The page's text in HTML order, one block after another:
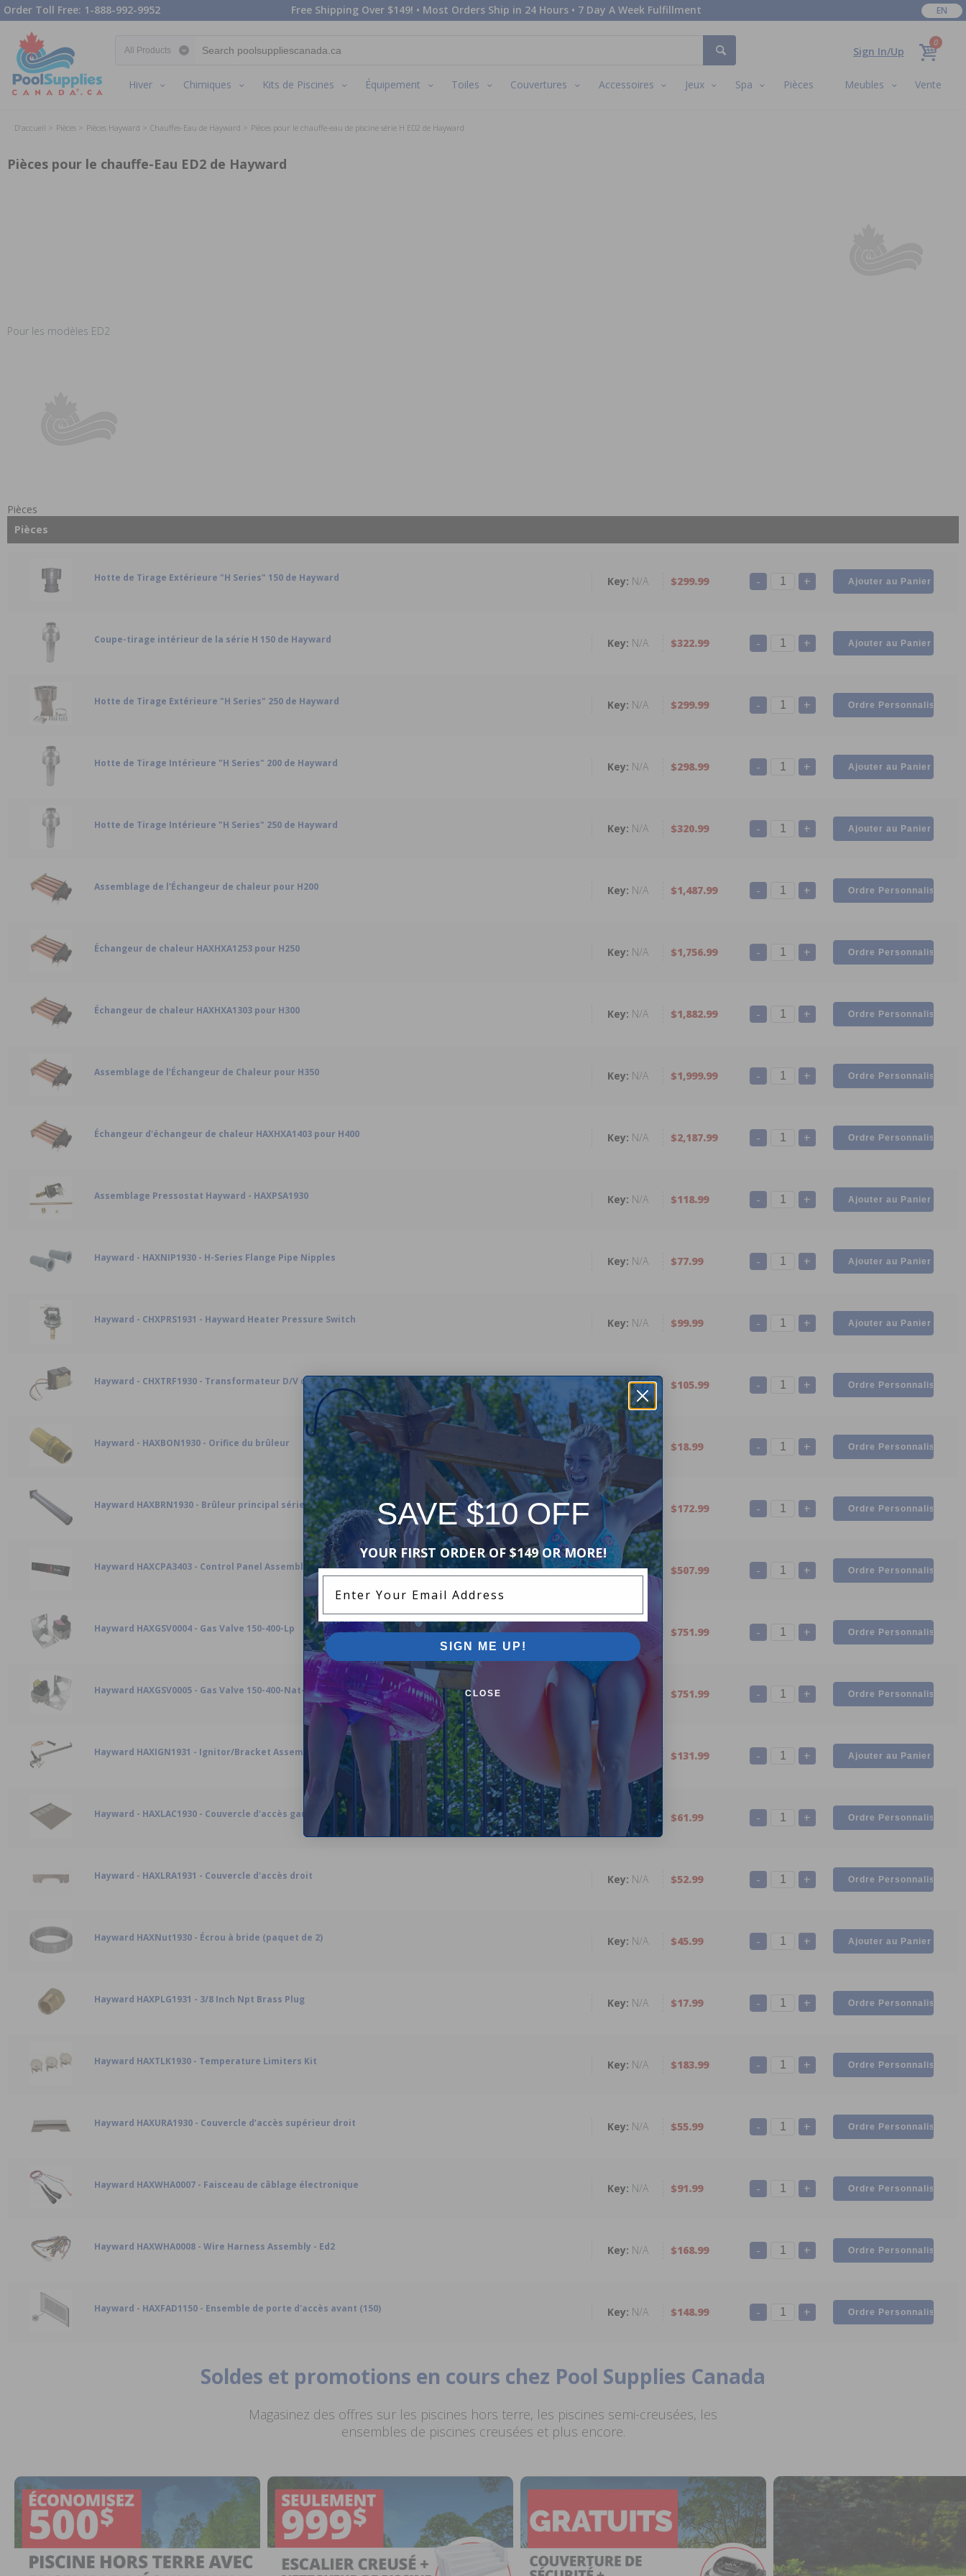
Order Toll Free: 1-888-992-9952 Free Shipping Over $149! • Most Orders Ship in 24 Hours • 7 Day A Week Fulfillment EN
Sign In/Up
0
Hiver Chimiques Kits de Piscines Équipement Toiles Couvertures Accessoires Jeux Spa Pièces Meubles Vente
D'accueil Pièces Pièces Hayward Chauffes-Eau de Hayward Pièces pour le chauffe-eau de piscine série H ED2 de Hayward
Pièces pour le chauffe-Eau ED2 de Hayward
Pour les modèles ED2
Pièces
Pièces
Hotte de Tirage Extérieure "H Series" 150 de Hayward N/A $299.99 - +
Coupe-tirage intérieur de la série H 150 de Hayward N/A $322.99 - +
Hotte de Tirage Extérieure "H Series" 250 de Hayward N/A $299.99 - +
Hotte de Tirage Intérieure "H Series" 200 de Hayward N/A $298.99 - +
Hotte de Tirage Intérieure "H Series" 250 de Hayward N/A $320.99 - +
Assemblage de l'Échangeur de chaleur pour H200 N/A $1,487.99 - +
Échangeur de chaleur HAXHXA1253 pour H250 N/A $1,756.99 - +
Échangeur de chaleur HAXHXA1303 pour H300 N/A $1,882.99 - +
Assemblage de l’Échangeur de Chaleur pour H350 N/A $1,999.99 - +
Échangeur d'échangeur de chaleur HAXHXA1403 pour H400 N/A $2,187.99 - +
Assemblage Pressostat Hayward - HAXPSA1930 N/A $118.99 - +
Hayward - HAXNIP1930 - H-Series Flange Pipe Nipples N/A $77.99 - +
Hayward - CHXPRS1931 - Hayward Heater Pressure Switch N/A $99.99 - +
Hayward - CHXTRF1930 - Transformateur D/V de remplacement pour chauffe-piscine Hayward série H N/A $105.99 - +
Hayward - HAXBON1930 - Orifice du brûleur N/A $18.99 - +
Hayward HAXBRN1930 - Brûleur principal série H $172.99 - +
Hayward HAXCPA3403 - Control Panel Assembly 400 Ed2 Rev.B Control Board N/A $507.99 - +
Hayward HAXGSV0004 - Gas Valve 150-400-Lp N/A $751.99 - +
Hayward HAXGSV0005 - Gas Valve 150-400-Nat-Ds N/A $751.99 - +
Hayward HAXIGN1931 - Ignitor/Bracket Assembly $131.99 - +
Hayward - HAXLAC1930 - Couvercle d'accès gauche N/A $61.99 - +
Hayward - HAXLRA1931 - Couvercle d'accès droit N/A $52.99 - +
Hayward HAXNut1930 - Écrou à bride (paquet de 2) N/A $45.99 - +
Hayward HAXPLG1931 - 3/8 Inch Npt Brass Plug N/A $17.99 - +
Hayward HAXTLK1930 - Temperature Limiters Kit N/A $183.99 - +
Hayward HAXURA1930 - Couvercle d’accès supérieur droit N/A $55.99 - +
Hayward HAXWHA0007 - Faisceau de câblage électronique N/A $91.99 - +
Hayward HAXWHA0008 - Wire Harness Assembly - Ed2 N/A $168.99 - +
Hayward - HAXFAD1150 - Ensemble de porte d'accès avant (150) N/A $148.99 - +
Soldes et promotions en cours chez Pool Supplies Canada
Magasinez des offres sur les piscines hors terre, les piscines semi-creusées, les
ensembles de piscines creusées et plus encore.
SAVE $10 OFF
YOUR FIRST ORDER OF $149 OR MORE!
SIGN ME UP!
CLOSE